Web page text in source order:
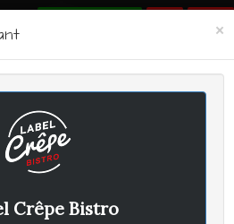
- BISTRO
×
Crêpe Bistro